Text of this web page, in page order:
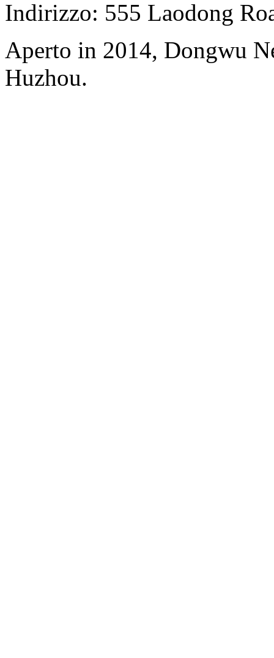
Indirizzo: 555 Laodong
Aperto in 2014, Dongwu
Huzhou.